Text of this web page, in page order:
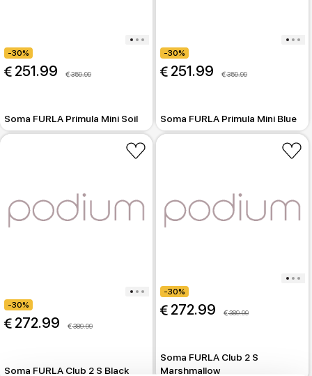
-30%
251.99 359.99
Soma FURLA Primula Mini Soil
-30%
251.99 359.99
Soma FURLA Primula Mini Blue
-30%
272.99 389.99
Soma FURLA Club 2 S Black
-30%
272.99 389.99
Soma FURLA Club 2 S
Marshmallow